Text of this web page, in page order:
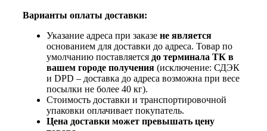
Варианты оплаты доставки:
Указание адреса при заказе не является
основанием для доставки до адреса. Товар по
умолчанию поставляется до терминала ТК в
вашем городе получения (исключение: СДЭК
и DPD – доставка до адреса возможна при весе
посылки не более 40 кг).
Стоимость доставки и транспортировочной
упаковки оплачивает покупатель.
Цена доставки может превышать цену